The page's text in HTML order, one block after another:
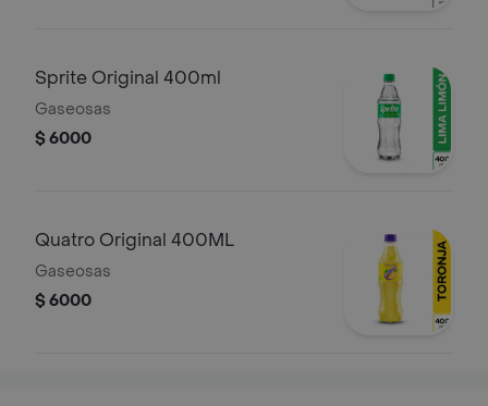
Sprite Original 400ml
Gaseosas
$ 6000
Quatro Original 400ML
Gaseosas
$ 6000